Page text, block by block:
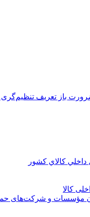
باز تعریف تنظیم‌گری
كالاي كشور
کالا
مؤسسات و شرکت‌های